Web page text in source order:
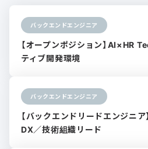
バックエンドエンジニア
【オープンポジション】AI×HR
ティブ開発環境
バックエンドエンジニア
【バックエンドリードエンジニ
DX／技術組織リード